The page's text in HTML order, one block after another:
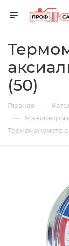
(50)
Главная —
— Манометры
Термоманометр